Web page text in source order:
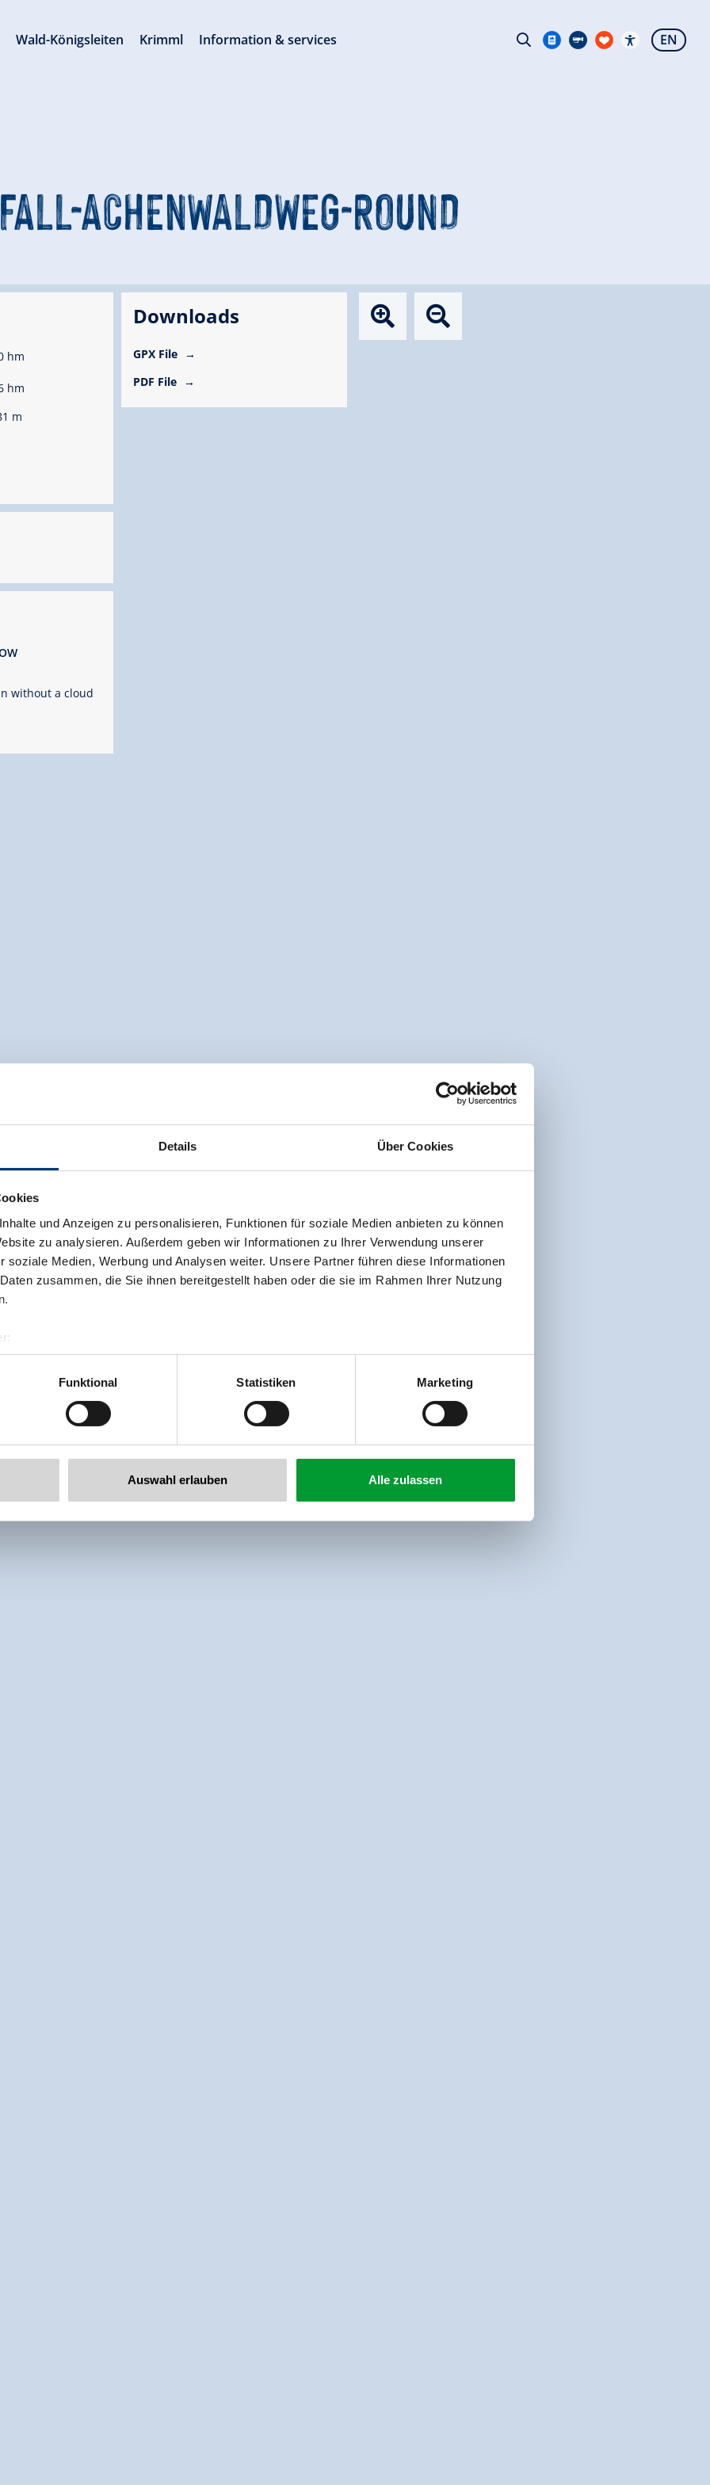
Details Über Cookies
und Anzeigen zu personalisieren, Funktionen für soziale Medien anbieten zu können
zu analysieren. Außerdem geben wir Informationen zu Ihrer Verwendung unserer
soziale Medien, Werbung und Analysen weiter. Unsere Partner führen diese Informationen
zusammen, die Sie ihnen bereitgestellt haben oder die sie im Rahmen Ihrer Nutzung
& Co KG
Funktional Statistiken Marketing
Auswahl erlauben Alle zulassen
ACHENWALDWEG-ROUND
hm
hm
m
without a cloud
Downloads
GPX File
PDF File
Wald-Königsleiten Krimml Information & services EN